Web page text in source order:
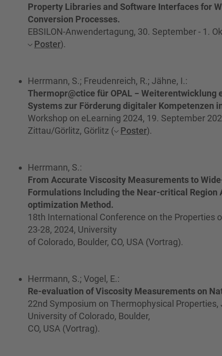
Property Libraries and Software Interfaces for
Conversion Processes.
EBSILON-Anwendertagung, 30. September - 1.
Poster).
Herrmann, S.; Freudenreich, R.; Jähne, I.:
Thermopr@ctice für OPAL − Weiterentwicklung
Systems zur Förderung digitaler Kompetenzen
Workshop on eLearning 2024, 19. September
Zittau/Görlitz, Görlitz (
Poster).
Herrmann, S.:
From Accurate Viscosity Measurements to
Formulations Including the Near-critical Region
optimization Method.
18th International Conference on the Properties
23-28, 2024, University
of Colorado, Boulder, CO, USA (Vortrag).
Herrmann, S.; Vogel, E.:
Re-evaluation of Viscosity Measurements on
22nd Symposium on Thermophysical Properties,
University of Colorado, Boulder,
CO, USA (Vortrag).